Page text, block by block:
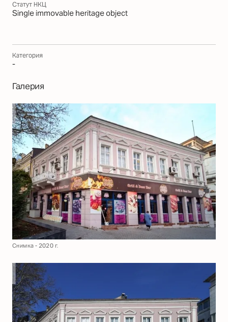
Статут НКЦ
Single immovable heritage object
Категория
-
Галерия
Снимка - 2020 г.